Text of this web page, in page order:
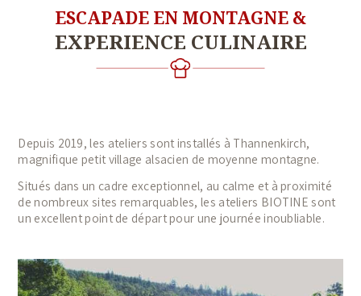
ESCAPADE EN MONTAGNE &
EXPERIENCE CULINAIRE
Depuis 2019, les ateliers sont installés à Thannenkirch,
magnifique petit village alsacien de moyenne montagne.
Situés dans un cadre exceptionnel, au calme et à proximité
de nombreux sites remarquables, les ateliers BIOTINE sont
un excellent point de départ pour une journée inoubliable.